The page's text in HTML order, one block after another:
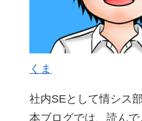
くま
社内SEとして情シス
本ブログでは、読ん